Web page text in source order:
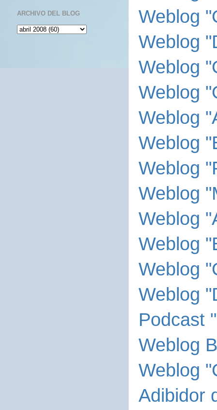
Weblog
Weblog
Weblog
Weblog
Weblog
Weblog
Weblog
Weblog
Weblog
Weblog
Weblog
Weblog
Podcast
Weblog
Weblog
Adibidor
ARCHIVO DEL BLOG